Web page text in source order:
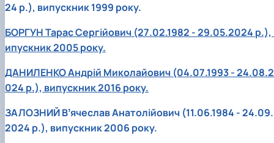
24 р.), випускник 1999 року.
БОРГУН Тарас Сергійович (27.02.1982 - 29.05.2024 р.),
ипускник 2005 року.
ДАНИЛЕНКО Андрій Миколайович (04.07.1993 - 24.08.2
024 р.), випускник 2016 року.
ЗАЛОЗНИЙ Вʼячеслав Анатолійович (11.06.1984 - 24.09.
2024 р.), випускник 2006 року.